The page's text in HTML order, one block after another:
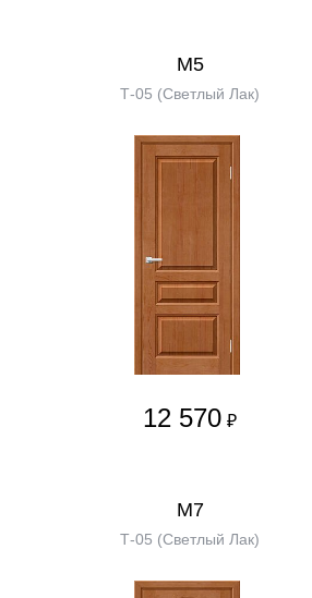
М5
Т-05 (Светлый Лак)
12 570 ₽
М7
Т-05 (Светлый Лак)